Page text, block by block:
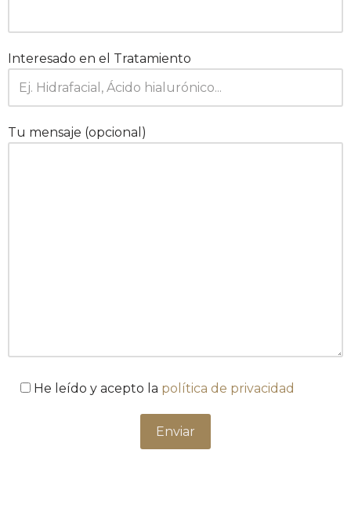
Interesado en el Tratamiento
Tu mensaje (opcional)
He leído y acepto la política de privacidad